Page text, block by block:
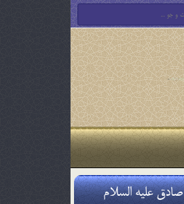
علیه السلام